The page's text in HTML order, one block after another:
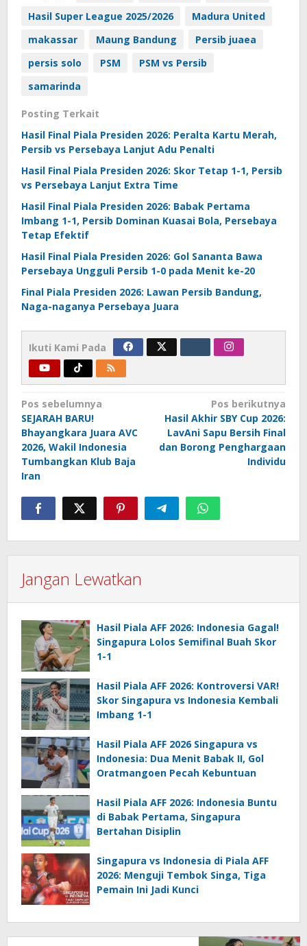
Hasil Super League 2025/2026
Madura United
makassar
Maung Bandung
Persib juaea
persis solo
PSM
PSM vs Persib
samarinda
Posting Terkait
Hasil Final Piala Presiden 2026: Peralta Kartu Merah,
Persib vs Persebaya Lanjut Adu Penalti
Hasil Final Piala Presiden 2026: Skor Tetap 1-1, Persib
vs Persebaya Lanjut Extra Time
Hasil Final Piala Presiden 2026: Babak Pertama
Imbang 1-1, Persib Dominan Kuasai Bola, Persebaya
Tetap Efektif
Hasil Final Piala Presiden 2026: Gol Sananta Bawa
Persebaya Ungguli Persib 1-0 pada Menit ke-20
Final Piala Presiden 2026: Lawan Persib Bandung,
Naga-naganya Persebaya Juara
Ikuti Kami Pada
Navigasi
pos
Pos sebelumnya
SEJARAH BARU!
Bhayangkara Juara AVC
2026, Wakil Indonesia
Tumbangkan Klub Baja
Iran
Pos berikutnya
Hasil Akhir SBY Cup 2026:
LavAni Sapu Bersih Final
dan Borong Penghargaan
Individu
Jangan Lewatkan
Hasil Piala AFF 2026: Indonesia Gagal!
Singapura Lolos Semifinal Buah Skor
1-1
Hasil Piala AFF 2026: Kontroversi VAR!
Skor Singapura vs Indonesia Kembali
Imbang 1-1
Hasil Piala AFF 2026 Singapura vs
Indonesia: Dua Menit Babak II, Gol
Oratmangoen Pecah Kebuntuan
Hasil Piala AFF 2026: Indonesia Buntu
di Babak Pertama, Singapura
Bertahan Disiplin
Singapura vs Indonesia di Piala AFF
2026: Menguji Tembok Singa, Tiga
Pemain Ini Jadi Kunci